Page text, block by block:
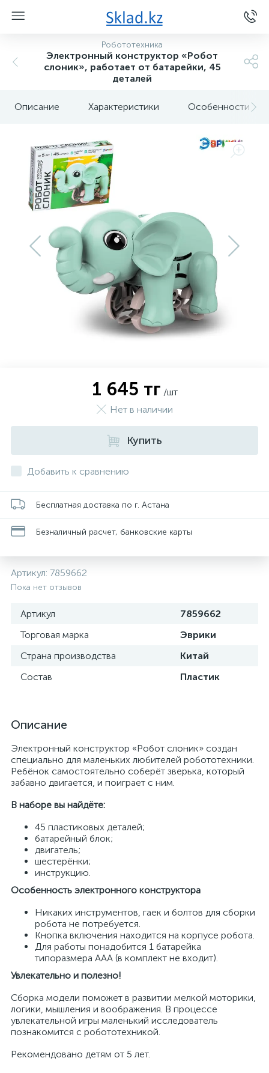
Робототехника
Электронный конструктор «Робот
слоник», работает от батарейки, 45
деталей
Описание Характеристики Особенности
1 645 тг /шт
Нет в наличии
Купить
Добавить к сравнению
Бесплатная доставка по г. Астана
Безналичный расчет, банковские карты
Артикул: 7859662
Пока нет отзывов
Артикул
7859662
Торговая марка
Эврики
Страна производства
Китай
Состав
Пластик
Описание
Электронный конструктор «Робот слоник» создан
специально для маленьких любителей робототехники.
Ребёнок самостоятельно соберёт зверька, который
забавно двигается, и поиграет с ним.
В наборе вы найдёте:
45 пластиковых деталей;
батарейный блок;
двигатель;
шестерёнки;
инструкцию.
Особенность электронного конструктора
Никаких инструментов, гаек и болтов для сборки
робота не потребуется.
Кнопка включения находится на корпусе робота.
Для работы понадобится 1 батарейка
типоразмера ААA (в комплект не входит).
Увлекательно и полезно!
Сборка модели поможет в развитии мелкой моторики,
логики, мышления и воображения. В процессе
увлекательной игры маленький исследователь
познакомится с робототехникой.
Рекомендовано детям от 5 лет.